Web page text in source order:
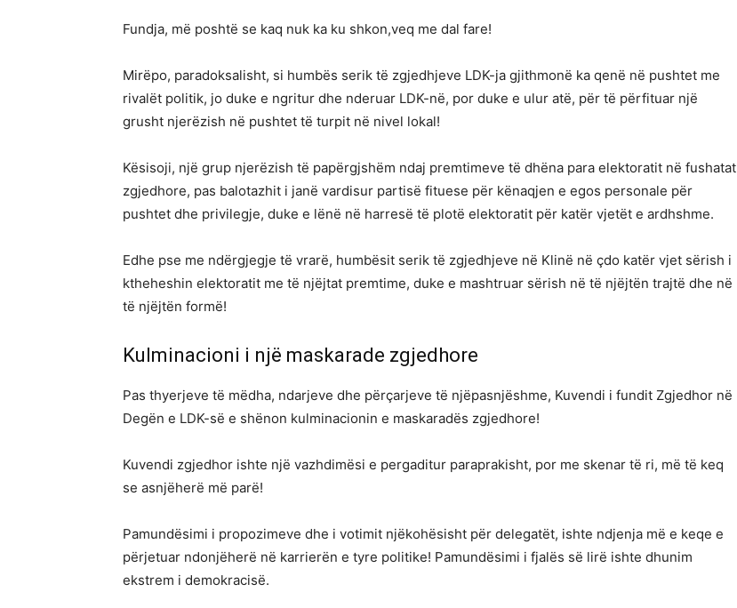
Fundja, më poshtë se kaq nuk ka ku shkon,veq me dal fare!
Mirëpo, paradoksalisht, si humbës serik të zgjedhjeve LDK-ja gjithmonë ka qenë në pushtet me
rivalët politik, jo duke e ngritur dhe nderuar LDK-në, por duke e ulur atë, për të përfituar një
grusht njerëzish në pushtet të turpit në nivel lokal!
Kësisoji, një grup njerëzish të papërgjshëm ndaj premtimeve të dhëna para elektoratit në fushatat
zgjedhore, pas balotazhit i janë vardisur partisë fituese për kënaqjen e egos personale për
pushtet dhe privilegje, duke e lënë në harresë të plotë elektoratit për katër vjetët e ardhshme.
Edhe pse me ndërgjegje të vrarë, humbësit serik të zgjedhjeve në Klinë në çdo katër vjet sërish i
ktheheshin elektoratit me të njëjtat premtime, duke e mashtruar sërish në të njëjtën trajtë dhe në
të njëjtën formë!
Kulminacioni i një maskarade zgjedhore
Pas thyerjeve të mëdha, ndarjeve dhe përçarjeve të njëpasnjëshme, Kuvendi i fundit Zgjedhor në
Degën e LDK-së e shënon kulminacionin e maskaradës zgjedhore!
Kuvendi zgjedhor ishte një vazhdimësi e pergaditur paraprakisht, por me skenar të ri, më të keq
se asnjëherë më parë!
Pamundësimi i propozimeve dhe i votimit njëkohësisht për delegatët, ishte ndjenja më e keqe e
përjetuar ndonjëherë në karrierën e tyre politike! Pamundësimi i fjalës së lirë ishte dhunim
ekstrem i demokracisë.